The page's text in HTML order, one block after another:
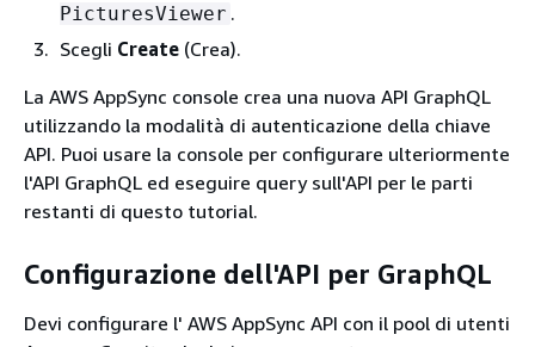
PicturesViewer .
Scegli Create (Crea).
La AWS AppSync console crea una nuova API GraphQL
utilizzando la modalità di autenticazione della chiave
API. Puoi usare la console per configurare ulteriormente
l'API GraphQL ed eseguire query sull'API per le parti
restanti di questo tutorial.
Configurazione dell'API per GraphQL
Devi configurare l' AWS AppSync API con il pool di utenti